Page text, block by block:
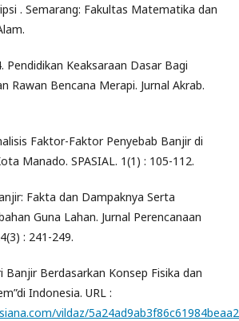
. Semarang: Fakultas Matematika dan
Pendidikan Keaksaraan Dasar Bagi
Rawan Bencana Merapi. Jurnal Akrab.
Faktor-Faktor Penyebab Banjir di
Manado. SPASIAL. 1(1) : 105-112.
Fakta dan Dampaknya Serta
Guna Lahan. Jurnal Perencanaan
: 241-249.
Banjir Berdasarkan Konsep Fisika dan
Indonesia. URL :
vildaz/